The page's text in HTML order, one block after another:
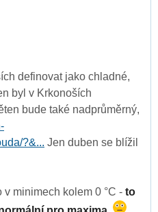
definovat jako chladné,
byl v Krkonoších
bude také nadprůměrný,
?&... Jen duben se blížil
minimech kolem 0 °C - to